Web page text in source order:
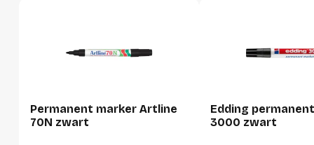
Hoeveelheid:
10 stuks
Hoogte:
96 millimeter
Permanent marker Artline
70N zwart
Edding
3000 zwart